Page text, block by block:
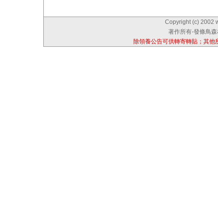
Copyright (c) 2002
著作所有-發條鳥
除領養公告可供轉寄轉貼；其